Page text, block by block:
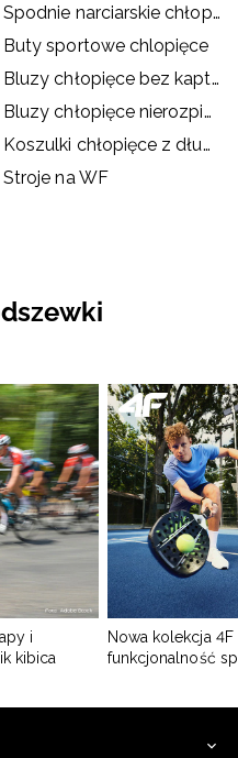
Spodnie narciarskie chłopięce
Buty sportowe chlopięce
Bluzy chłopięce bez kaptura
Bluzy chłopięce nierozpinane
Koszulki chłopięce z długim rękawem
Stroje na WF
i
kibica
Nowa kolekcja
funkcjonalność